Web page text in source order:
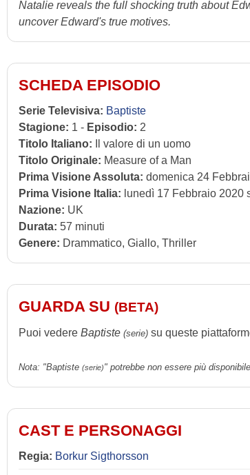
Natalie reveals the full shocking truth about
uncover Edward's true motives.
SCHEDA EPISODIO
Serie Televisiva: Baptiste
Stagione: 1 - Episodio: 2
Titolo Italiano: Il valore di un uomo
Titolo Originale: Measure of a Man
Prima Visione Assoluta: domenica 24
Prima Visione Italia: lunedì 17 Febbraio 2020
Nazione: UK
Durata: 57 minuti
Genere: Drammatico, Giallo, Thriller
GUARDA SU (BETA)
Puoi vedere Baptiste (serie) su queste
Nota: "Baptiste (serie)" potrebbe non essere più
CAST E PERSONAGGI
Regia: Borkur Sigthorsson